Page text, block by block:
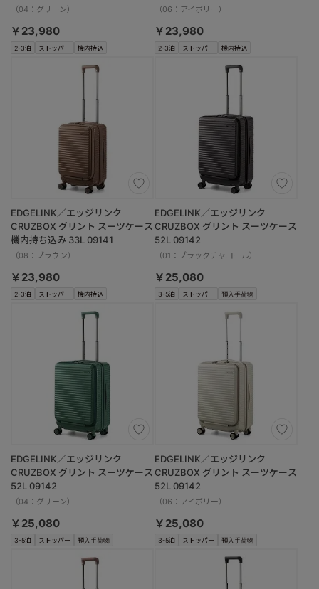
2-3泊 ストッパー 機内持込
（04：グリーン）
￥23,980
2-3泊 ストッパー 機内持込
（06：アイボリー）
￥23,980
2-3泊 ストッパー 機内持込
EDGELINK／エッジリンク
CRUZBOX グリント スーツケース
機内持ち込み 33L 09141
（08：ブラウン）
￥23,980
3-5泊 ストッパー 預入手荷物
EDGELINK／エッジリンク
CRUZBOX グリント スーツケース
52L 09142
（01：ブラックチャコール）
￥25,080
3-5泊 ストッパー 預入手荷物
EDGELINK／エッジリンク
CRUZBOX グリント スーツケース
52L 09142
（04：グリーン）
￥25,080
3-5泊 ストッパー 預入手荷物
EDGELINK／エッジリンク
CRUZBOX グリント スーツケース
52L 09142
（06：アイボリー）
￥25,080